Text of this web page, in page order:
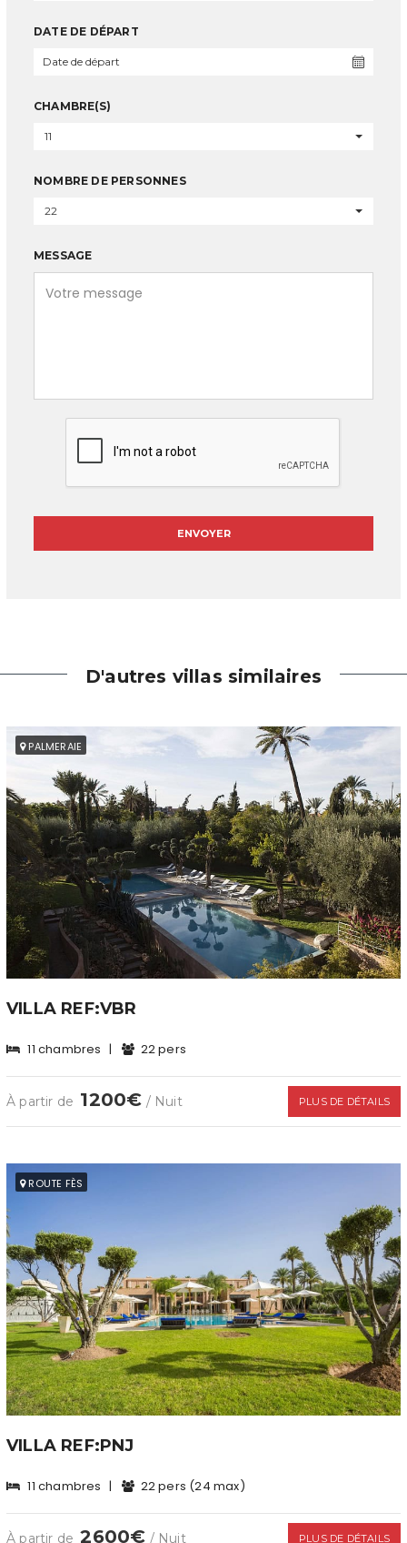
DATE DE DÉPART
CHAMBRE(S)
11
NOMBRE DE PERSONNES
22
MESSAGE
D'autres villas similaires
PALMERAIE
VILLA REF:VBR
11 chambres | 22 pers
À partir de 1200€ / Nuit PLUS DE DÉTAILS
ROUTE FÈS
VILLA REF:PNJ
11 chambres | 22 pers (24 max)
À partir de 2600€ / Nuit PLUS DE DÉTAILS